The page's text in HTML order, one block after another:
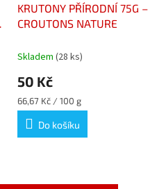
KRUTONY PŘÍRODNÍ 75G –
CROUTONS NATURE
Skladem (28 ks)
50 Kč
Měrná
cena:
66,67 Kč / 100 g
Do košíku